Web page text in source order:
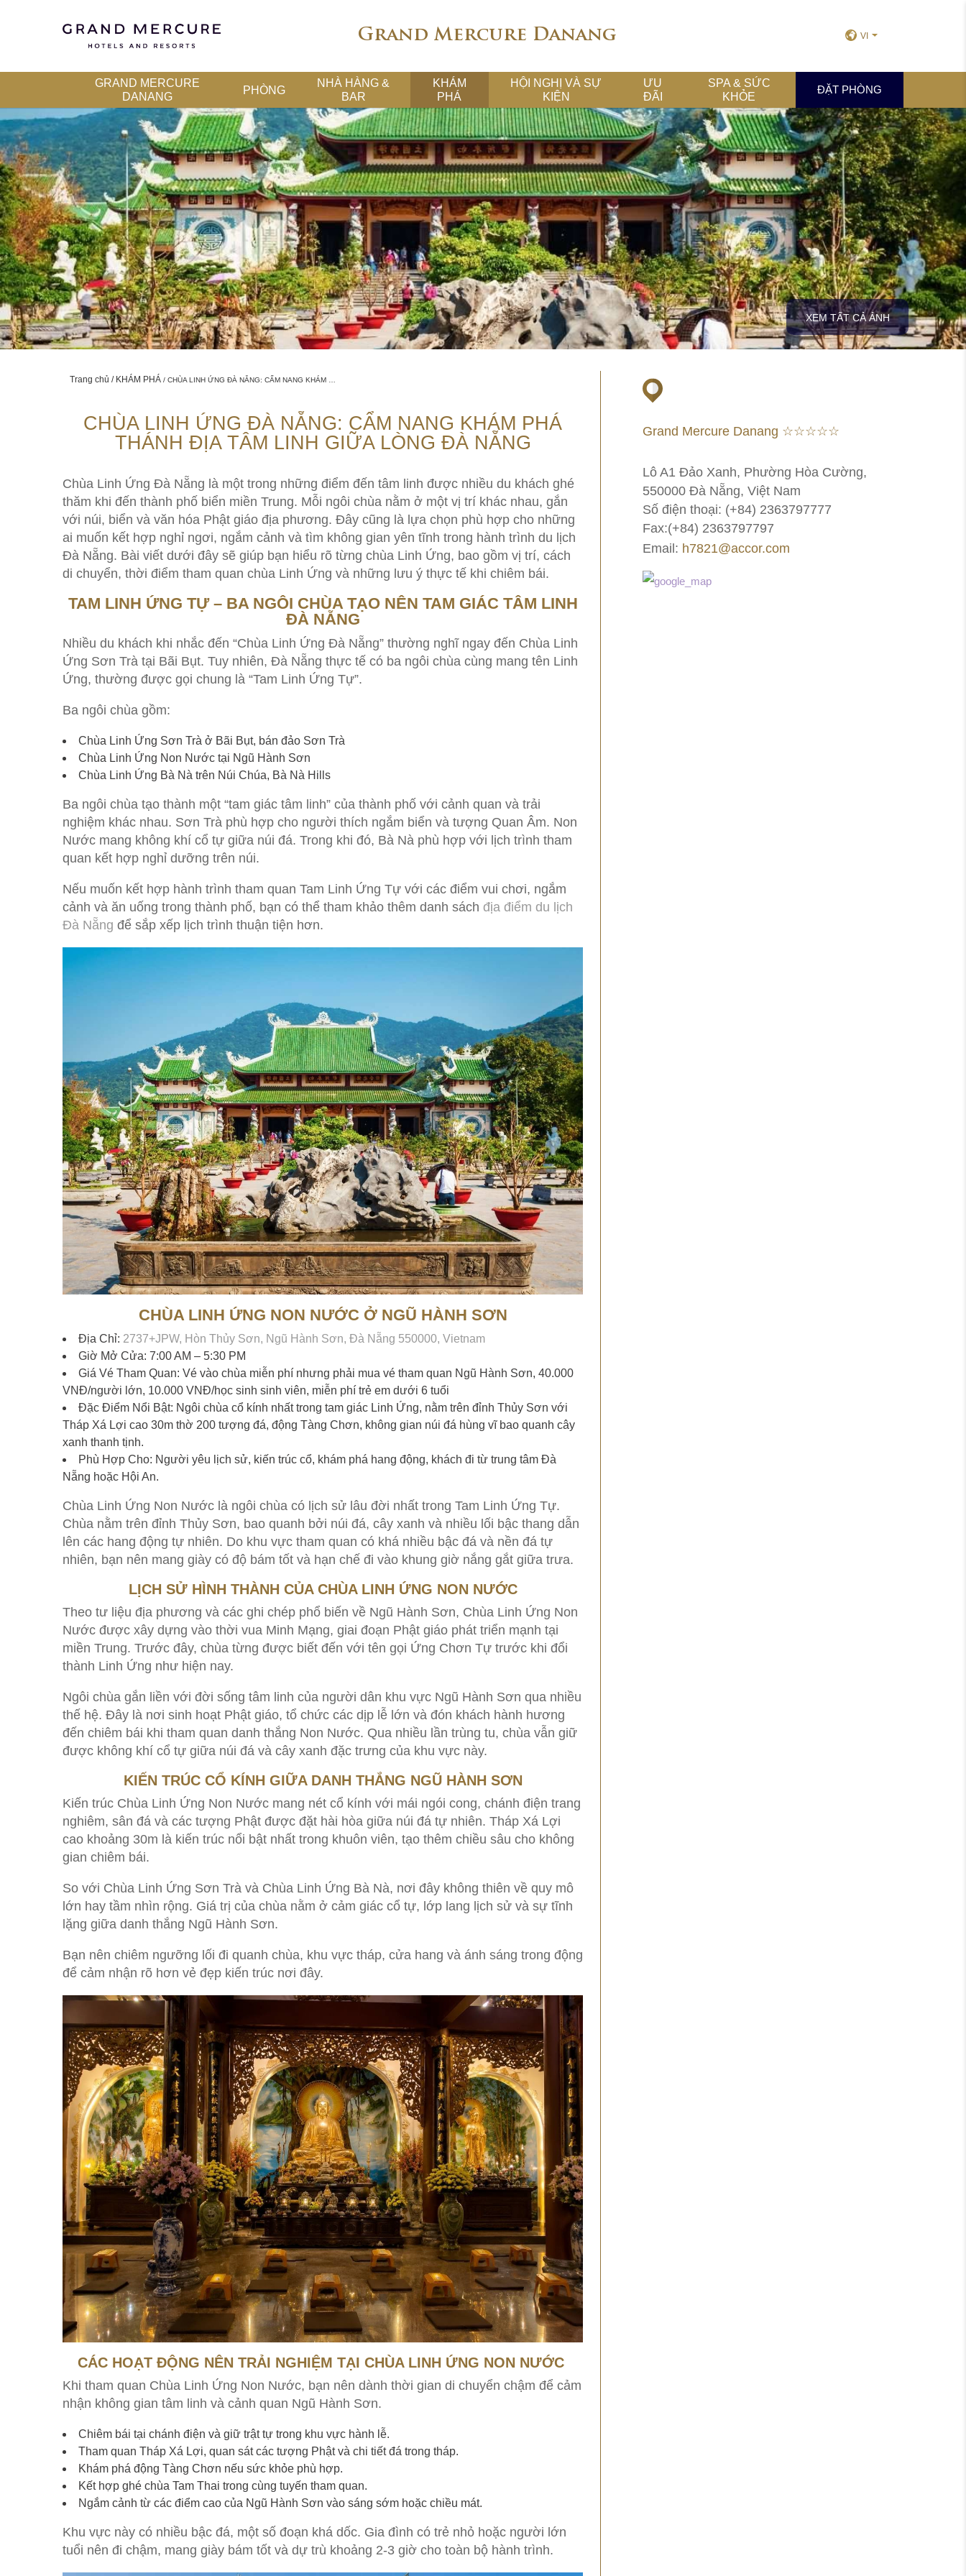
Grand Mercure Danang VI
GRAND MERCURE
DANANG
PHÒNG
NHÀ HÀNG &
BAR
KHÁM
PHÁ
HỘI NGHỊ VÀ SỰ
KIỆN
ƯU
ĐÃI
SPA & SỨC
KHỎE
ĐẶT PHÒNG
XEM TẤT CẢ ẢNH
Trang chủ KHÁM PHÁ CHÙA LINH ỨNG ĐÀ NẴNG: CẨM NANG KHÁM …
CHÙA LINH ỨNG ĐÀ NẴNG: CẨM NANG KHÁM PHÁ
THÁNH ĐỊA TÂM LINH GIỮA LÒNG ĐÀ NẴNG
Chùa Linh Ứng Đà Nẵng là một trong những điểm đến tâm linh được nhiều du khách ghé
thăm khi đến thành phố biển miền Trung. Mỗi ngôi chùa nằm ở một vị trí khác nhau, gắn
với núi, biển và văn hóa Phật giáo địa phương. Đây cũng là lựa chọn phù hợp cho những
ai muốn kết hợp nghỉ ngơi, ngắm cảnh và tìm không gian yên tĩnh trong hành trình du lịch
Đà Nẵng. Bài viết dưới đây sẽ giúp bạn hiểu rõ từng chùa Linh Ứng, bao gồm vị trí, cách
di chuyển, thời điểm tham quan chùa Linh Ứng và những lưu ý thực tế khi chiêm bái.
TAM LINH ỨNG TỰ – BA NGÔI CHÙA TẠO NÊN TAM GIÁC TÂM LINH
ĐÀ NẴNG
Nhiều du khách khi nhắc đến “Chùa Linh Ứng Đà Nẵng” thường nghĩ ngay đến Chùa Linh
Ứng Sơn Trà tại Bãi Bụt. Tuy nhiên, Đà Nẵng thực tế có ba ngôi chùa cùng mang tên Linh
Ứng, thường được gọi chung là “Tam Linh Ứng Tự”.
Ba ngôi chùa gồm:
Chùa Linh Ứng Sơn Trà ở Bãi Bụt, bán đảo Sơn Trà
Chùa Linh Ứng Non Nước tại Ngũ Hành Sơn
Chùa Linh Ứng Bà Nà trên Núi Chúa, Bà Nà Hills
Ba ngôi chùa tạo thành một “tam giác tâm linh” của thành phố với cảnh quan và trải
nghiệm khác nhau. Sơn Trà phù hợp cho người thích ngắm biển và tượng Quan Âm. Non
Nước mang không khí cổ tự giữa núi đá. Trong khi đó, Bà Nà phù hợp với lịch trình tham
quan kết hợp nghỉ dưỡng trên núi.
Nếu muốn kết hợp hành trình tham quan Tam Linh Ứng Tự với các điểm vui chơi, ngắm
cảnh và ăn uống trong thành phố, bạn có thể tham khảo thêm danh sách địa điểm du lịch
Đà Nẵng để sắp xếp lịch trình thuận tiện hơn.
CHÙA LINH ỨNG NON NƯỚC Ở NGŨ HÀNH SƠN
Địa Chỉ: 2737+JPW, Hòn Thủy Sơn, Ngũ Hành Sơn, Đà Nẵng 550000, Vietnam
Giờ Mở Cửa: 7:00 AM – 5:30 PM
Giá Vé Tham Quan: Vé vào chùa miễn phí nhưng phải mua vé tham quan Ngũ Hành Sơn, 40.000
VNĐ/người lớn, 10.000 VNĐ/học sinh sinh viên, miễn phí trẻ em dưới 6 tuổi
Đặc Điểm Nổi Bật: Ngôi chùa cổ kính nhất trong tam giác Linh Ứng, nằm trên đỉnh Thủy Sơn với
Tháp Xá Lợi cao 30m thờ 200 tượng đá, động Tàng Chơn, không gian núi đá hùng vĩ bao quanh cây
xanh thanh tịnh.
Phù Hợp Cho: Người yêu lịch sử, kiến trúc cổ, khám phá hang động, khách đi từ trung tâm Đà
Nẵng hoặc Hội An.
Chùa Linh Ứng Non Nước là ngôi chùa có lịch sử lâu đời nhất trong Tam Linh Ứng Tự.
Chùa nằm trên đỉnh Thủy Sơn, bao quanh bởi núi đá, cây xanh và nhiều lối bậc thang dẫn
lên các hang động tự nhiên. Do khu vực tham quan có khá nhiều bậc đá và nền đá tự
nhiên, bạn nên mang giày có độ bám tốt và hạn chế đi vào khung giờ nắng gắt giữa trưa.
LỊCH SỬ HÌNH THÀNH CỦA CHÙA LINH ỨNG NON NƯỚC
Theo tư liệu địa phương và các ghi chép phổ biến về Ngũ Hành Sơn, Chùa Linh Ứng Non
Nước được xây dựng vào thời vua Minh Mạng, giai đoạn Phật giáo phát triển mạnh tại
miền Trung. Trước đây, chùa từng được biết đến với tên gọi Ứng Chơn Tự trước khi đổi
thành Linh Ứng như hiện nay.
Ngôi chùa gắn liền với đời sống tâm linh của người dân khu vực Ngũ Hành Sơn qua nhiều
thế hệ. Đây là nơi sinh hoạt Phật giáo, tổ chức các dịp lễ lớn và đón khách hành hương
đến chiêm bái khi tham quan danh thắng Non Nước. Qua nhiều lần trùng tu, chùa vẫn giữ
được không khí cổ tự giữa núi đá và cây xanh đặc trưng của khu vực này.
KIẾN TRÚC CỔ KÍNH GIỮA DANH THẮNG NGŨ HÀNH SƠN
Kiến trúc Chùa Linh Ứng Non Nước mang nét cổ kính với mái ngói cong, chánh điện trang
nghiêm, sân đá và các tượng Phật được đặt hài hòa giữa núi đá tự nhiên. Tháp Xá Lợi
cao khoảng 30m là kiến trúc nổi bật nhất trong khuôn viên, tạo thêm chiều sâu cho không
gian chiêm bái.
So với Chùa Linh Ứng Sơn Trà và Chùa Linh Ứng Bà Nà, nơi đây không thiên về quy mô
lớn hay tầm nhìn rộng. Giá trị của chùa nằm ở cảm giác cổ tự, lớp lang lịch sử và sự tĩnh
lặng giữa danh thắng Ngũ Hành Sơn.
Bạn nên chiêm ngưỡng lối đi quanh chùa, khu vực tháp, cửa hang và ánh sáng trong động
để cảm nhận rõ hơn vẻ đẹp kiến trúc nơi đây.
CÁC HOẠT ĐỘNG NÊN TRẢI NGHIỆM TẠI CHÙA LINH ỨNG NON NƯỚC
Khi tham quan Chùa Linh Ứng Non Nước, bạn nên dành thời gian di chuyển chậm để cảm
nhận không gian tâm linh và cảnh quan Ngũ Hành Sơn.
Chiêm bái tại chánh điện và giữ trật tự trong khu vực hành lễ.
Tham quan Tháp Xá Lợi, quan sát các tượng Phật và chi tiết đá trong tháp.
Khám phá động Tàng Chơn nếu sức khỏe phù hợp.
Kết hợp ghé chùa Tam Thai trong cùng tuyến tham quan.
Ngắm cảnh từ các điểm cao của Ngũ Hành Sơn vào sáng sớm hoặc chiều mát.
Khu vực này có nhiều bậc đá, một số đoạn khá dốc. Gia đình có trẻ nhỏ hoặc người lớn
tuổi nên đi chậm, mang giày bám tốt và dự trù khoảng 2-3 giờ cho toàn bộ hành trình.
Grand Mercure Danang ☆☆☆☆☆
Lô A1 Đảo Xanh, Phường Hòa Cường,
550000 Đà Nẵng, Việt Nam
Số điện thoại: (+84) 2363797777
Fax:(+84) 2363797797
Email: h7821@accor.com